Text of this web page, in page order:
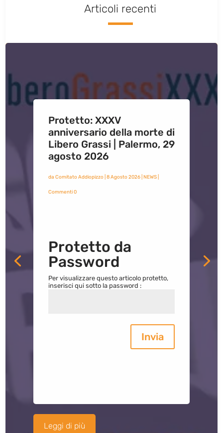
Articoli recenti
Protetto: XXXV
anniversario della morte di
Libero Grassi | Palermo, 29
agosto 2026
da Comitato Addiopizzo| 8 Agosto 2026| NEWS|
Commenti 0
Protetto da
Password
Per visualizzare questo articolo protetto,
inserisci qui sotto la password :
Invia
Leggi di più